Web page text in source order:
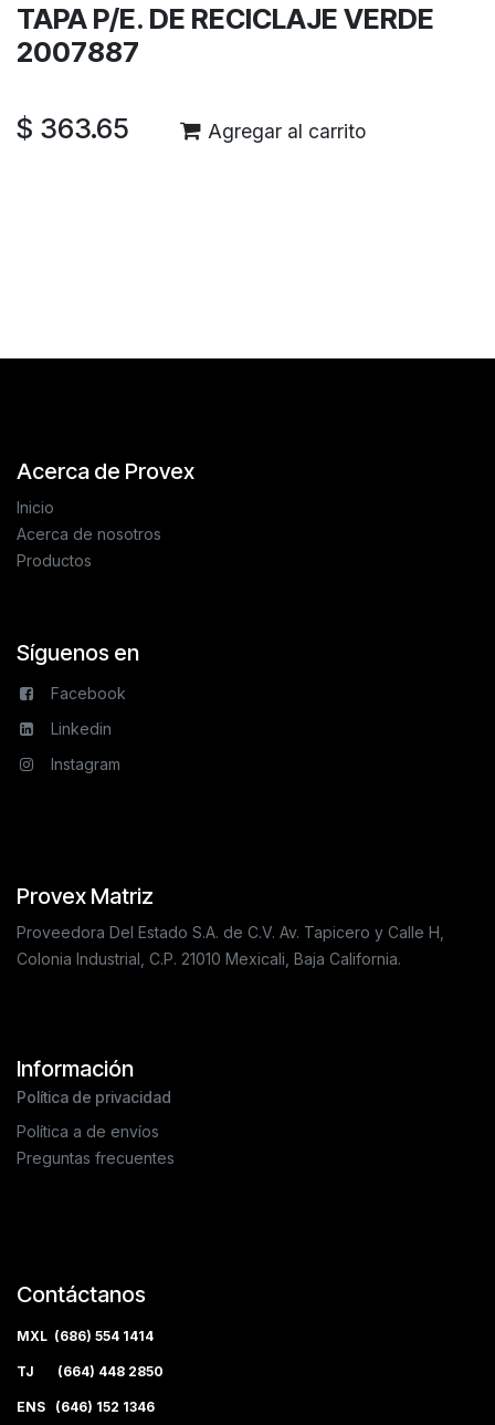
TAPA P/E. DE RECICLAJE VERDE
2007887
$ 363.65 Agregar al carrito
Acerca de Provex
Inicio
Acerca de nosotros
Productos
Síguenos en
Facebook
Linkedin
Instagram
Provex Matriz
Proveedora Del Estado S.A. de C.V. Av. Tapicero y Calle H,
Colonia Industrial, C.P. 21010 Mexicali, Baja California.
Información
Política de privacidad
Política a de envíos
Preguntas frecuentes
Contáctanos
MXL (686) 554 1414
TJ (664) 448 2850
ENS (646) 152 1346